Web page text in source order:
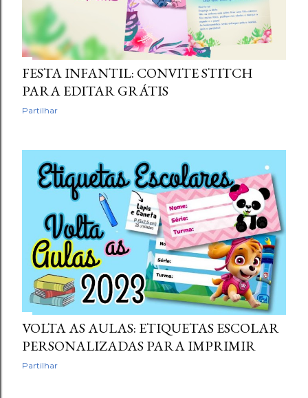
FESTA INFANTIL: CONVITE STITCH
PARA EDITAR GRÁTIS
Partilhar
VOLTA AS AULAS: ETIQUETAS ESCOLAR
PERSONALIZADAS PARA IMPRIMIR
Partilhar